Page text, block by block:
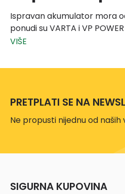
Ispravan akumulator mora
ponudi su VARTA i VP
za motocikle.
Punjači i
Punjači služe za sporo
produžuje vijek trajanja i
PRETPLATI SE NA
Ne propusti nijednu od
SIGURNA KUPOVINA